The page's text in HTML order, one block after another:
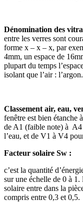
Dénomination des
entre les verres sont
forme x – x – x, par
4mm, un espace de
plupart du temps
isolant que l’air : l’argon.
Classement air, eau,
fenêtre est bien étanche
de A1 (faible note) à A4
l’eau, et de V1 à V4
Facteur solaire Sw :
c’est la quantité
sur une échelle de 0 à
solaire entre dans la
compris entre 0,3 et 0,5.